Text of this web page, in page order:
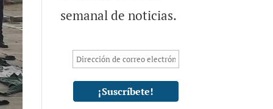
semanal de noticias.